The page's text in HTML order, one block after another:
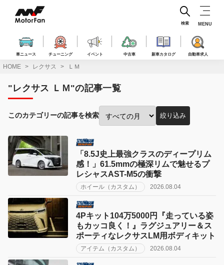
ス
車ニュース チューニング イベント 中古車 新車カタログ 自動車求人
検索 MENU
HOME レクサス ＬＭ
"レクサス ＬＭ"の記事一覧
このカテゴリーの記事を検索
投
月
で
絞
り
絞り込み
「8.5J史上最強クラスのディープリム
感！」61.5mmの極深リムで魅せるプ
レシャスAST-M5の衝撃
ホイール（カスタム） 2026.08.04
4Pキット104万5000円『走っている姿
もカッコ良く！』ラグジュアリー＆ス
ポーティなレクサスLM用ボディキット
アイテム（カスタム） 2026.08.04